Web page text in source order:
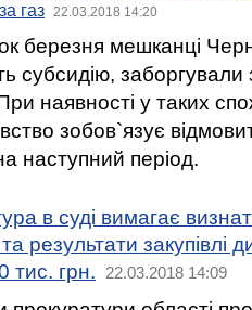
газ
22.03.2018 14:20
березня мешканці
субсидію, заборгували
наявності у таких
зобов`язує
наступний період.
в суді вимагає
результати закупівлі
тис. грн.
22.03.2018 14:09